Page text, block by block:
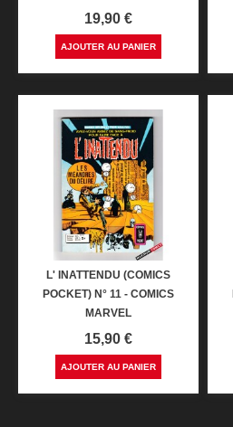
Prix
19,90 €
AJOUTER AU PANIER
L' INATTENDU (COMICS
POCKET) N° 11 - COMICS
MARVEL
Prix
15,90 €
AJOUTER AU PANIER